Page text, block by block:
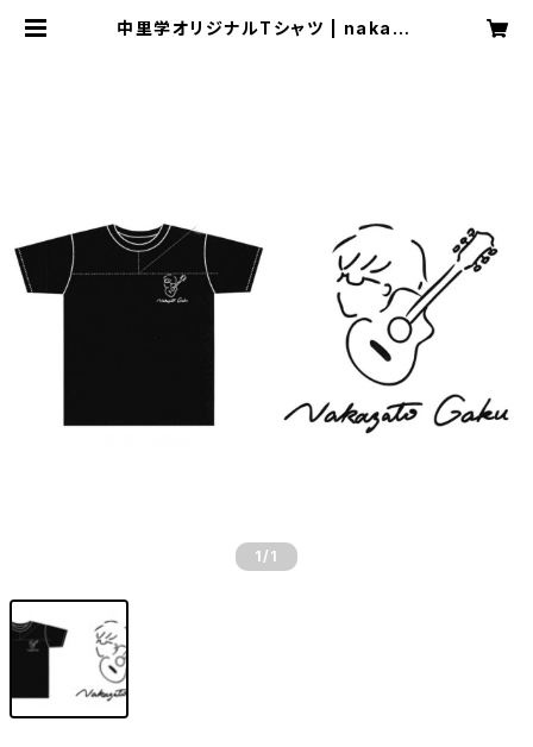
中里学オリジナルTシャツ | nakaza
1 /1